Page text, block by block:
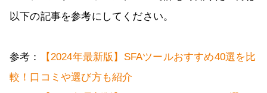
以下の記事を参考にしてください。
参考：
【2024年最新版】SFAツールおすすめ40選を比
較！口コミや選び方も紹介